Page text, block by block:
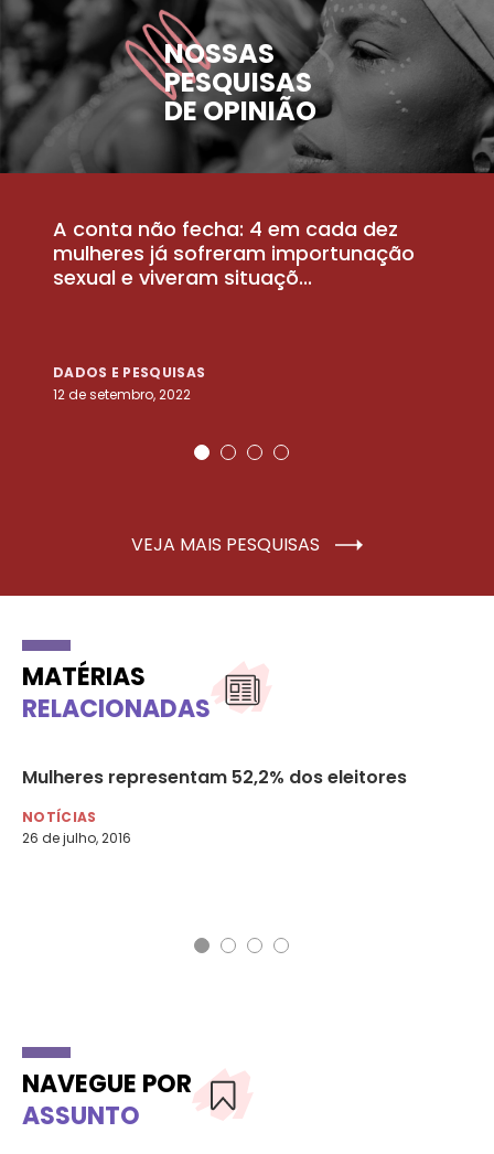
NOSSAS
PESQUISAS
DE OPINIÃO
A conta não fecha: 4 em cada dez
mulheres já sofreram importunação
sexual e viveram situaçõ...
DADOS E PESQUISAS
12 de setembro, 2022
VEJA MAIS PESQUISAS
MATÉRIAS
RELACIONADAS
Mulheres representam 52,2% dos eleitores
NOTÍCIAS
26 de julho, 2016
NAVEGUE POR
ASSUNTO